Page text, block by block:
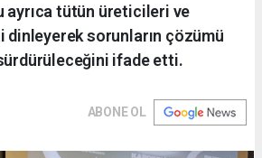
ayrıca tütün üreticileri ve
dinleyerek sorunların çözümü
ifade etti.
ABONE OL